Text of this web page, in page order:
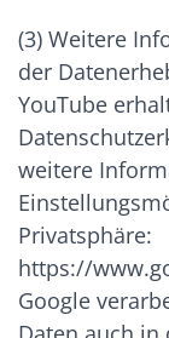
(3) Weitere
der
YouTube
weitere
Privatsphäre:
https://
Google